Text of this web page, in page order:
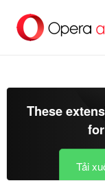
đến
These
Tải